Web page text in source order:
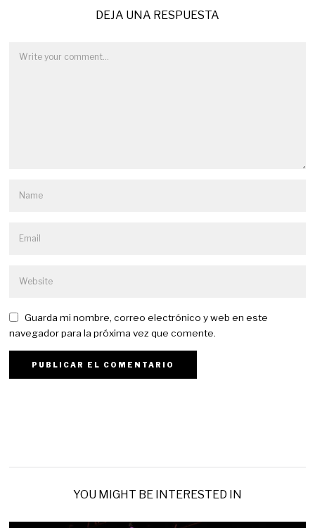
DEJA UNA RESPUESTA
Guarda mi nombre, correo electrónico y web en este
navegador para la próxima vez que comente.
YOU MIGHT BE INTERESTED IN